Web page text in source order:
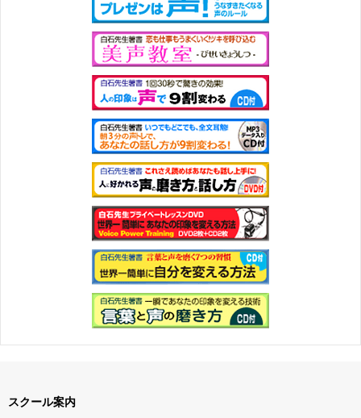
スクール案内